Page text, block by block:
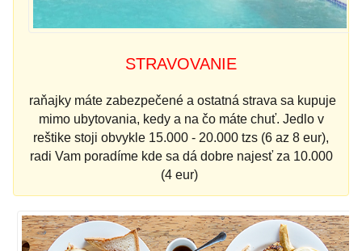
STRAVOVANIE
raňajky máte zabezpečené a ostatná strava sa kupuje
mimo ubytovania, kedy a na čo máte chuť. Jedlo v
reštike stoji obvykle 15.000 - 20.000 tzs (6 az 8 eur),
radi Vam poradíme kde sa dá dobre najesť za 10.000
(4 eur)